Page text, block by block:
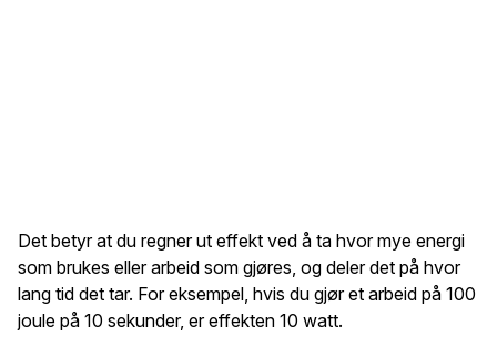
Det betyr at du regner ut effekt ved å ta hvor mye energi
som brukes eller arbeid som gjøres, og deler det på hvor
lang tid det tar. For eksempel, hvis du gjør et arbeid på 100
joule på 10 sekunder, er effekten 10 watt.